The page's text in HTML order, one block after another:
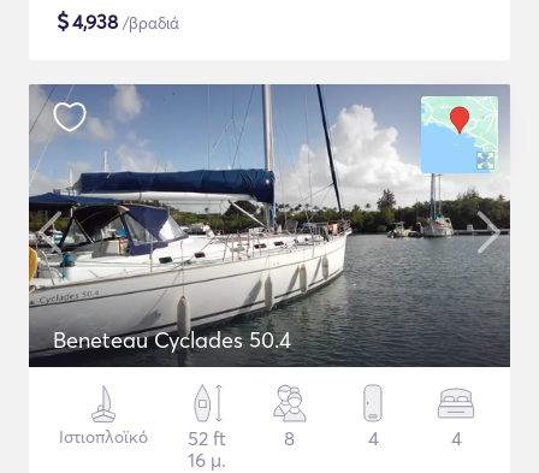
$4,938 /βραδιά
Beneteau Cyclades 50.4
Ιστιοπλοϊκό
52 ft
16 μ.
8 4 4